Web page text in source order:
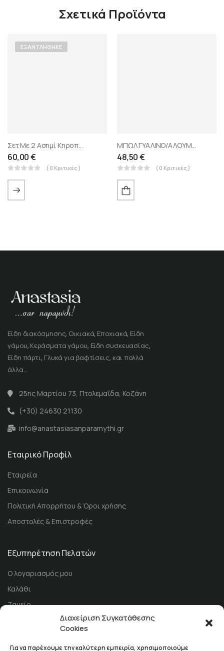
Διαχείριση Συγκατάθεσης
Cookies
Για να παρέχουμε την καλύτερη εμπειρία, χρησιμοποιούμε
Σχετικά Προϊόντα
ΕΞΑΝΤΛΉΘΗΚΕ
Σετ Με 2 Ασημί Κηροπήγια Μεταλλικά Με Γυαλί
60,00€
( 0 Κριτικές )
ΜΠΩΛ ΓΥΑΛΙΝΟ/ΑΛΟΥΜΙΝΙΟ ΜΕ ΔΙΑΜΑΝΤΑΚΙΑ
48,50€
( 0 Κριτικές )
Είδη διακόσμησης, Οικιακά, Εποχιακά, Είδη
γάμου, Κεράσματα γάμου, Είδη συσκευασίας,
Είδη πάρτι, Γλυκά για βαφτίσεις, και πολλά
άλλα...
25ης Μαρτίου 73, Πτολεμαΐδα, Κοζάνη
(+30) 24630 21130
info@anastasiasanparamythi.gr
Εταιρικό Προφίλ
Εταιρεία
Επικοινωνία
Πολιτική Απορρήτου & Όροι χρήσης
Αποστολές & Επιστροφές
Εξυπηρέτηση Πελατών
Ο λογαριασμός μου
Καλάθι
Ταμείο
Τρόποι Πληρωμής